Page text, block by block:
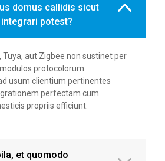
domus callidis sicut
potest?
Tuya, aut Zigbee non sustinet per
protocolorum
usum clientium pertinentes
perfectam cum
propriis efficiunt.
et quomodo